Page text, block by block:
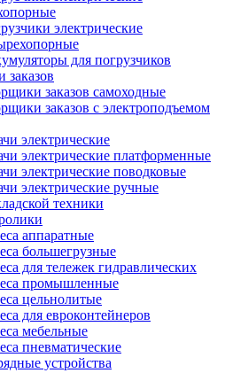
электрические
для погрузчиков
заказов самоходные
заказов с электроподъемом
электрические
электрические платформенные
электрические поводковые
электрические ручные
техники
аппаратные
большегрузные
для тележек гидравлических
промышленные
цельнолитые
для евроконтейнеров
мебельные
пневматические
устройства